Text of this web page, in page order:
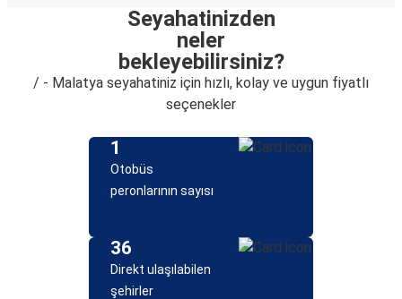
Seyahatinizden
neler
bekleyebilirsiniz?
/ - Malatya seyahatiniz için hızlı, kolay ve uygun fiyatlı
seçenekler
1
Otobüs
peronlarının sayısı
36
Direkt ulaşılabilen
şehirler